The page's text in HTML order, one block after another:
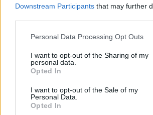
Downstream Participants that may further
Personal Data Processing Opt Outs
I want to opt-out of the Sharing of my
personal data.
Opted In
I want to opt-out of the Sale of my
Personal Data.
Opted In
Χρηματιστήριο Αθηνών: Εβδομαδιαία
5G παντού, 6G στον ορίζοντα: Πού
Ελλάδα στη μεγάλη τεχνολογική
08/08/2026 - 10:54
Διευρύνεται η πρωτοβουλία για τις
με 916 προϊόντα